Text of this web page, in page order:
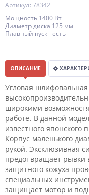
Артикул: 78342
Мощность 1400 Вт
Диаметр диска 125 мм
Плавный пуск - есть
ОПИСАНИЕ
Угловая
широкими
работе. В данной
известного японского
Корпус маленького
рукой. Эксклюзивная
предотвращает рывки
защитного кожуха
специальных
защищает мотор и